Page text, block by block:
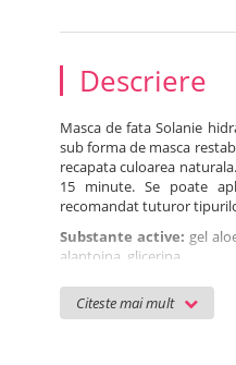
Descriere
Citeste mai mult
Masca de fata Solanie
sub forma de masca
recapata culoarea
15 minute. Se poate
recomandat tuturor
Substante active: gel
alantoina, glicerina
Cantitate pe tratament:
Disponibil in ambalaj de 50